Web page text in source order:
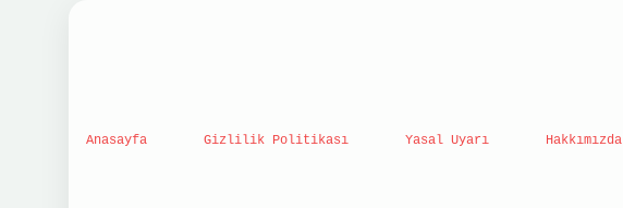
Anasayfa Gizlilik Politikası Yasal Uyarı Hakkımızda